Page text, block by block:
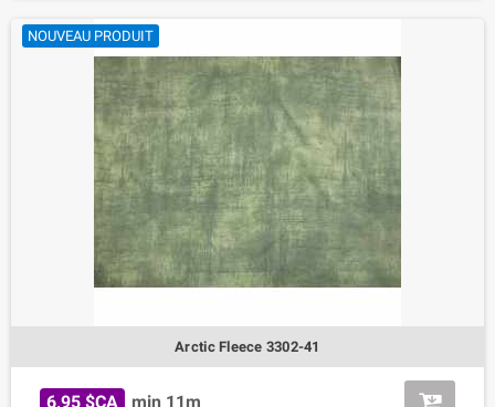
NOUVEAU PRODUIT
Arctic Fleece 3302-41
6,95 $CA min 11m